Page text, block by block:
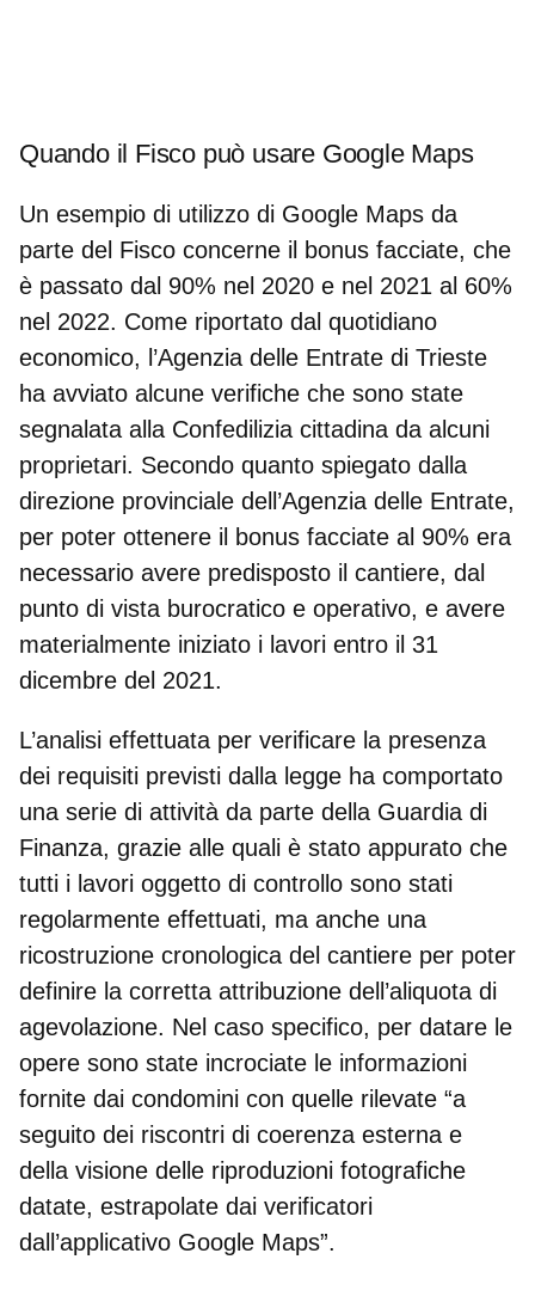
Quando il Fisco può usare Google Maps
Un esempio di utilizzo di Google Maps da
parte del Fisco concerne il
bonus facciate, che
è passato dal 90% nel 2020 e nel 2021 al 60%
nel 2022. Come riportato dal quotidiano
economico, l’Agenzia delle Entrate di Trieste
ha avviato alcune verifiche che sono state
segnalata alla Confedilizia cittadina da alcuni
proprietari. Secondo quanto spiegato dalla
direzione provinciale dell’Agenzia delle Entrate,
per poter ottenere il bonus facciate al 90% era
necessario avere predisposto il cantiere, dal
punto di vista burocratico e operativo, e avere
materialmente iniziato i lavori entro il 31
dicembre del 2021.
L’analisi effettuata per verificare la presenza
dei requisiti previsti dalla legge ha comportato
una serie di attività da parte della Guardia di
Finanza, grazie alle quali è stato appurato che
tutti i lavori oggetto di controllo sono stati
regolarmente effettuati, ma anche una
ricostruzione cronologica del cantiere per poter
definire la corretta attribuzione dell’aliquota di
agevolazione. Nel caso specifico, per datare le
opere sono state incrociate le informazioni
fornite dai condomini con quelle rilevate “a
seguito dei riscontri di coerenza esterna e
della visione delle riproduzioni fotografiche
datate, estrapolate dai verificatori
dall’applicativo Google Maps”.